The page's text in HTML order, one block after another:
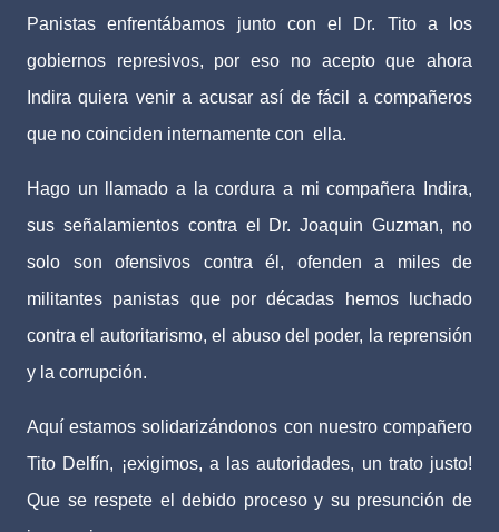
Panistas enfrentábamos junto con el Dr. Tito a los
gobiernos represivos, por eso no acepto que ahora
Indira quiera venir a acusar así de fácil a compañeros
que no coinciden internamente con ​ ella.
Hago un llamado a la cordura a mi compañera Indira,
sus señalamientos contra el Dr. Joaquin Guzman, no
solo son ofensivos contra él, ofenden a miles de
militantes panistas que por décadas hemos luchado
contra el autoritarismo, el abuso del poder, la reprensión
y la corrupción.
Aquí estamos solidarizándonos con nuestro compañero
Tito Delfín, ¡exigimos, a las autoridades, un trato justo!
Que se respete el debido proceso y su presunción de